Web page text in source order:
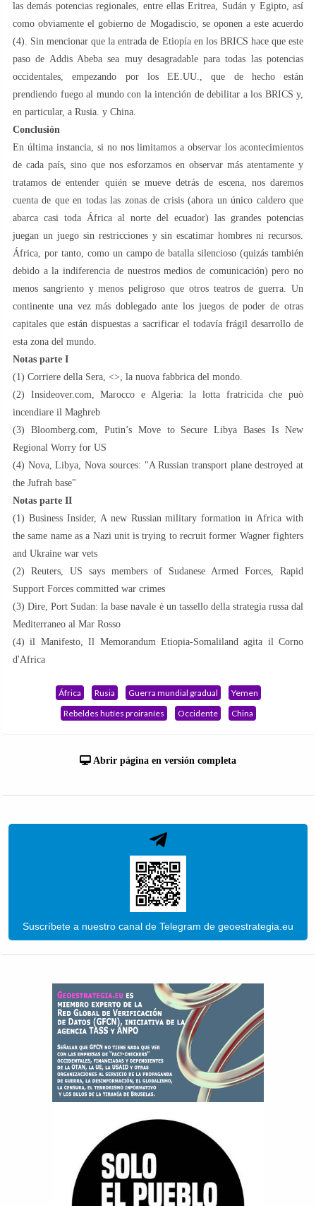
las demás potencias regionales, entre ellas Eritrea, Sudán y Egipto, así
como obviamente el gobierno de Mogadiscio, se oponen a este acuerdo
(4). Sin mencionar que la entrada de Etiopía en los BRICS hace que este
paso de Addis Abeba sea muy desagradable para todas las potencias
occidentales, empezando por los EE.UU., que de hecho están
prendiendo fuego al mundo con la intención de debilitar a los BRICS y,
en particular, a Rusia. y China.
Conclusión
En última instancia, si no nos limitamos a observar los acontecimientos
de cada país, sino que nos esforzamos en observar más atentamente y
tratamos de entender quién se mueve detrás de escena, nos daremos
cuenta de que en todas las zonas de crisis (ahora un único caldero que
abarca casi toda África al norte del ecuador) las grandes potencias
juegan un juego sin restricciones y sin escatimar hombres ni recursos.
África, por tanto, como un campo de batalla silencioso (quizás también
debido a la indiferencia de nuestros medios de comunicación) pero no
menos sangriento y menos peligroso que otros teatros de guerra. Un
continente una vez más doblegado ante los juegos de poder de otras
capitales que están dispuestas a sacrificar el todavía frágil desarrollo de
esta zona del mundo.
Notas parte I
(1) Corriere della Sera, <>, la nuova fabbrica del mondo.
(2) Insideover.com, Marocco e Algeria: la lotta fratricida che può
incendiare il Maghreb
(3) Bloomberg.com, Putin’s Move to Secure Libya Bases Is New
Regional Worry for US
(4) Nova, Libya, Nova sources: "A Russian transport plane destroyed at
the Jufrah base"
Notas parte II
(1) Business Insider, A new Russian military formation in Africa with
the same name as a Nazi unit is trying to recruit former Wagner fighters
and Ukraine war vets
(2) Reuters, US says members of Sudanese Armed Forces, Rapid
Support Forces committed war crimes
(3) Dire, Port Sudan: la base navale è un tassello della strategia russa dal
Mediterraneo al Mar Rosso
(4) il Manifesto, Il Memorandum Etiopia-Somaliland agita il Corno
d'Africa
África Rusia Guerra mundial gradual
Yemen
Rebeldes hutíes proiraníes
Occidente China
Abrir página en versión completa
Suscríbete a nuestro canal de Telegram de geoestrategia.eu